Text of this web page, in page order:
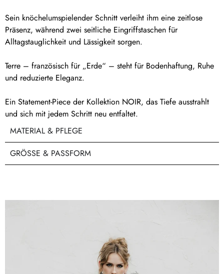
Sein knöchelumspielender Schnitt verleiht ihm eine zeitlose
Präsenz, während zwei seitliche Eingriffstaschen für
Alltagstauglichkeit und Lässigkeit sorgen.
Terre – französisch für „Erde“ – steht für Bodenhaftung, Ruhe
und reduzierte Eleganz.
Ein Statement-Piece der Kollektion NOIR, das Tiefe ausstrahlt
und sich mit jedem Schritt neu entfaltet.
MATERIAL & PFLEGE
GRÖSSE & PASSFORM